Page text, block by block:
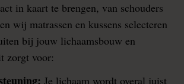
in kaart te brengen, van schouders
wij matrassen en kussens selecteren
bij jouw lichaamsbouw en
zorgt voor:
Je lichaam wordt overal juist